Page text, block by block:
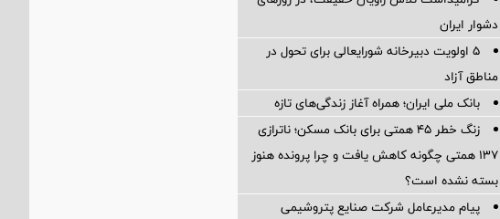
دشوار ایران
5 اولویت دبیرخانه شورایعالی برای تحول در
مناطق آزاد
بانک ملی ایران؛ همراه آغاز زندگی‌های تازه
زنگ خطر ۴۵ همتی برای بانک مسکن؛ ناترازی
۱۳۷ همتی چگونه کاهش یافت و چرا پرونده هنوز
بسته نشده است؟
پیام مدیرعامل شركت صنایع پتروشیمی